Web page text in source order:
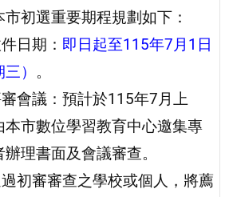
市初選重要期程規劃如下：
日期： 即日起至115年7月1日
三） 。
會議：預計於115年7月上
本市數位學習教育中心邀集專
辦理書面及會議審查。
初審審查之學校或個人，將薦